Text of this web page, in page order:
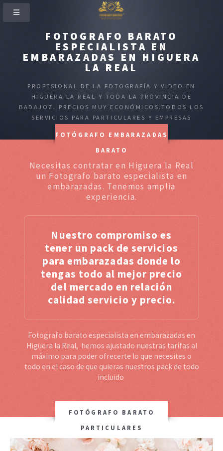
FOTOGRAFO BARATO
ESPECIALISTA EN
EMBARAZADAS EN HIGUERA
LA REAL
PROFESIONAL DE LA FOTOGRAFÍA Y VIDEO EN
HIGUERA LA REAL Y TODA LA PROVINCIA DE
BADAJOZ. PRECIOS MUY ECONÓMICOS.TODOS LOS
SERVICIOS PARA PARTICULARES Y EMPRESAS
FOTÓGRAFO EMBARAZADAS
BARATO
Necesitas contratar en Higuera la Real
un Fotografo barato especialista en
embarazadas. Tenemos amplia
experiencia.
Nuestro compromiso es
tener un pack de servicios
para embarazadas donde lo
tengas todo al mejor precio
del mercado en relación
calidad servicio y precio.
Fotografo barato especialista en embarazadas en
Higuera la Real, hemos ajustado nuestras tarífas al
máximo para poder ofrecerte lo que necesites o
todo en el caso de que quieras nuestros pack de todo
incluido
FOTÓGRAFO BARATO
PARTICULARES